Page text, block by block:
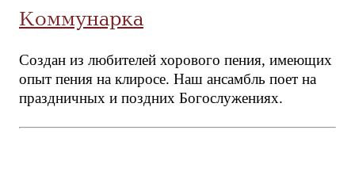
Коммунарка
Создан из любителей хорового пения, имеющих
опыт пения на клиросе. Наш ансамбль поет на
праздничных и поздних Богослужениях.